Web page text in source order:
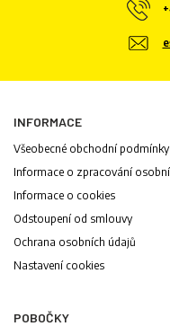
INFORMACE
Všeobecné obchodní podmínky
Informace o zpracování
Informace o cookies
Odstoupení od smlouvy
Ochrana osobních údajů
Nastavení cookies
POBOČKY